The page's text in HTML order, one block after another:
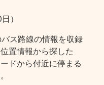
）
ス路線の情報を収録
置情報から探した
ドから付近に停まる